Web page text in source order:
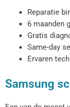
Reparatie
6 maanden
Gratis
Same-day
Ervaren
Samsung